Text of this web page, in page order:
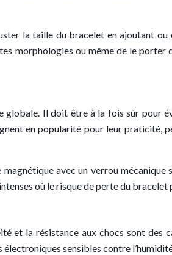
la taille du bracelet en ajoutant
morphologies ou même de le porter
globale. Il doit être à la fois sûr pour
en popularité pour leur praticité,
avec un verrou
où le risque de perte du
et la résistance aux chocs sont des
sensibles contre